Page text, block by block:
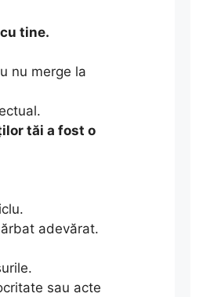
tine.
nu merge la
tăi a fost o
adevărat.
sau acte